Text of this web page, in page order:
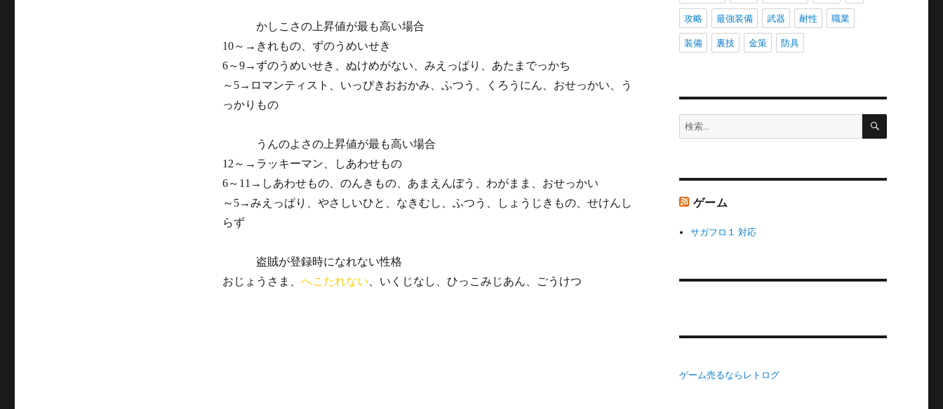
かしこさの上昇値が最も高い場合
10～→きれもの、ずのうめいせき
6～9→ずのうめいせき、ぬけめがない、みえっぱり、あたまでっかち
～5→ロマンティスト、いっぴきおおかみ、ふつう、くろうにん、おせっかい、う
っかりもの
うんのよさの上昇値が最も高い場合
12～→ラッキーマン、しあわせもの
6～11→しあわせもの、のんきもの、あまえんぼう、わがまま、おせっかい
～5→みえっぱり、やさしいひと、なきむし、ふつう、しょうじきもの、せけんし
らず
盗賊が登録時になれない性格
おじょうさま、 へこたれない 、いくじなし、ひっこみじあん、ごうけつ
攻略 最強装備 武器 耐性 職業
装備 裏技 金策 防具
検
索:
検
ゲーム
サガフロ１ 対応
ゲーム売るならレトログ